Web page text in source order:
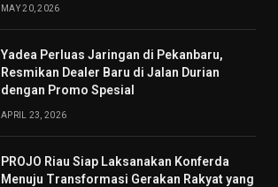
MAY 20, 2026
Yadea Perluas Jaringan di Pekanbaru,
Resmikan Dealer Baru di Jalan Durian
dengan Promo Spesial
APRIL 23, 2026
PROJO Riau Siap Laksanakan Konferda
Menuju Transformasi Gerakan Rakyat yang